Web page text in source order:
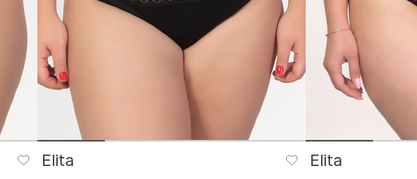
Elita Elita